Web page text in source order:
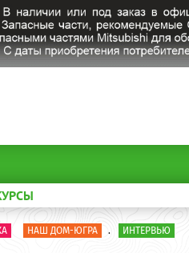
НАШ ДОМ-ЮГРА . ИНТЕРВЬЮ